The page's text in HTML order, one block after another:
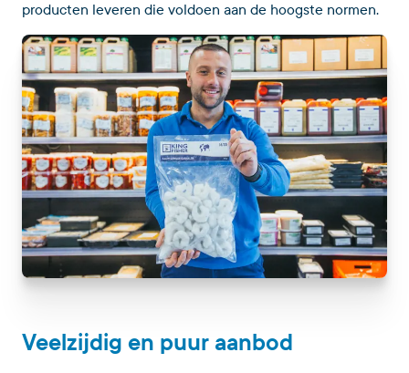
producten leveren die voldoen aan de hoogste normen.
Veelzijdig en puur aanbod